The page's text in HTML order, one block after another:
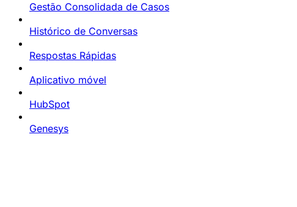
Gestão Consolidada de Casos
Histórico de Conversas
Respostas Rápidas
Aplicativo móvel
HubSpot
Genesys